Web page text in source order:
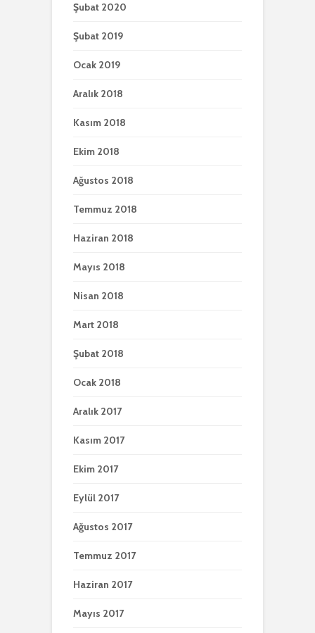
Şubat 2020
Şubat 2019
Ocak 2019
Aralık 2018
Kasım 2018
Ekim 2018
Ağustos 2018
Temmuz 2018
Haziran 2018
Mayıs 2018
Nisan 2018
Mart 2018
Şubat 2018
Ocak 2018
Aralık 2017
Kasım 2017
Ekim 2017
Eylül 2017
Ağustos 2017
Temmuz 2017
Haziran 2017
Mayıs 2017